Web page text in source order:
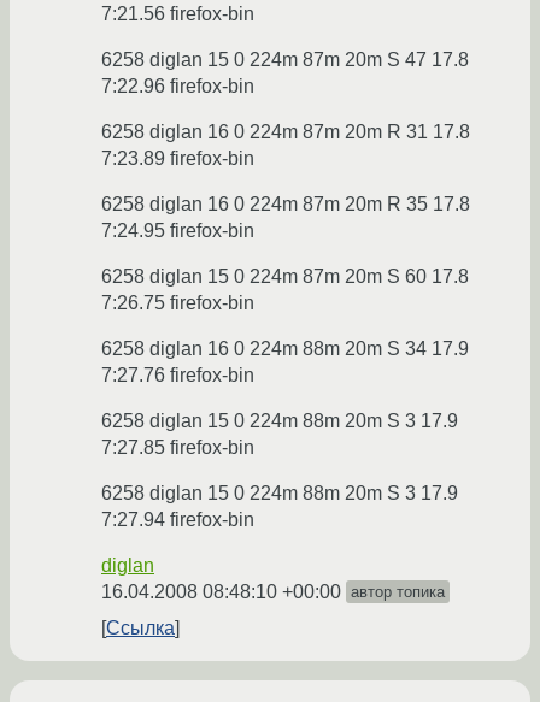
7:21.56 firefox-bin
6258 diglan 15 0 224m 87m 20m S 47 17.8
7:22.96 firefox-bin
6258 diglan 16 0 224m 87m 20m R 31 17.8
7:23.89 firefox-bin
6258 diglan 16 0 224m 87m 20m R 35 17.8
7:24.95 firefox-bin
6258 diglan 15 0 224m 87m 20m S 60 17.8
7:26.75 firefox-bin
6258 diglan 16 0 224m 88m 20m S 34 17.9
7:27.76 firefox-bin
6258 diglan 15 0 224m 88m 20m S 3 17.9
7:27.85 firefox-bin
6258 diglan 15 0 224m 88m 20m S 3 17.9
7:27.94 firefox-bin
diglan
16.04.2008 08:48:10 +00:00 автор топика
Ссылка